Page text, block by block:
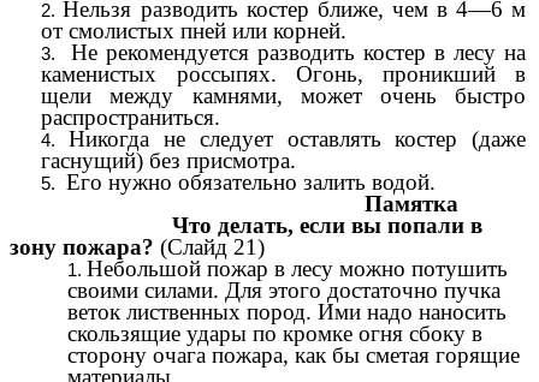
Нельзя разводить костер ближе, чем в 4—6 м
от смолистых пней или корней.
Не рекомендуется разводить костер в лесу на
каменистых россыпях. Огонь, проникший в
щели между камнями, может очень быстро
распространиться.
Никогда не следует оставлять костер (даже
гаснущий) без присмотра.
Его нужно обязательно залить водой.
Памятка
Что делать, если вы попали в
зону пожара? (Слайд 21)
Небольшой пожар в лесу можно потушить
своими силами. Для этого достаточно пучка
веток лиственных пород. Ими надо наносить
скользящие удары по кромке огня сбоку в
сторону очага пожара, как бы сметая горящие
материалы.